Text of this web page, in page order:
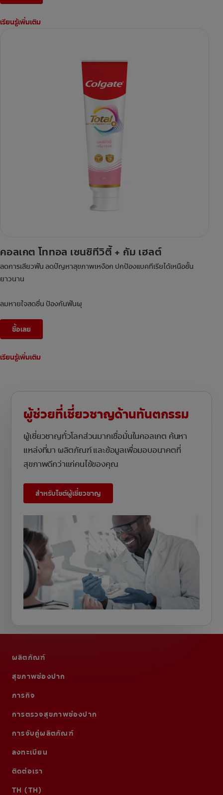
เรียนรู้เพิ่มเติม
คอลเกต โททอล เซนซิทีวิตี้ + กัม เฮลต์
ลดการเสียวฟัน ลดปัญหาสุขภาพเหงือก ปกป้องแบคทีเรียได้เหนือชั้น
ยาวนาน
ลมหายใจสดชื่น ป้องกันฟันผุ
ซื้อเลย
เรียนรู้เพิ่มเติม
ผู้ช่วยที่เชี่ยวชาญด้านทันตกรรม
ผู้เชี่ยวชาญทั่วโลกส่วนมากเชื่อมั่นในคอลเกต ค้นหา
แหล่งที่มา ผลิตภัณฑ์ และข้อมูลเพื่อมอบอนาคตที่
สุขภาพดีกว่าแก่คนไข้ของคุณ
สำหรับไซต์ผู้เชี่ยวชาญ
ผลิตภัณฑ์
สุขภาพช่องปาก
ภารกิจ
การตรวจสุขภาพช่องปาก
การจับคู่ผลิตภัณฑ์
ลงทะเบียน
ติดต่อเรา
TH (TH)